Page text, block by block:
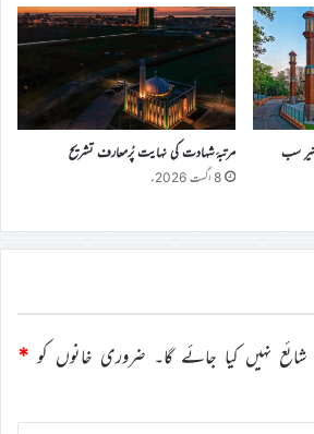
سب
مرتبۂ شہادت کی نہایت پُرمعارف تشریح
8 اگست 2026ء
نہیں کیا جائے گا۔ ضروری خانوں کو *